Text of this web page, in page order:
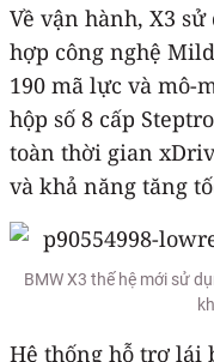
Về vận hành, X3
hợp công nghệ
190 mã lực và mô-
hộp số 8 cấp
toàn thời gian
và khả năng tăng
BMW X3 thế hệ mới sử
Hệ thống hỗ trợ lái